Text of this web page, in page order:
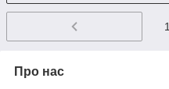
1
Про нас